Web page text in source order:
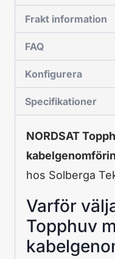
Frakt information
FAQ
Konfigurera
Specifikationer
NORDSAT
hos Solberga
Varför
Topphuv